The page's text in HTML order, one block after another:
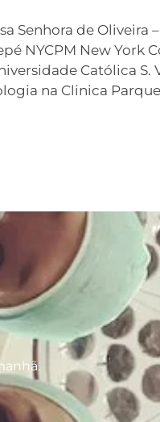
Senhora de Oliveira
NYCPM New York
Católica S.
na Clinica